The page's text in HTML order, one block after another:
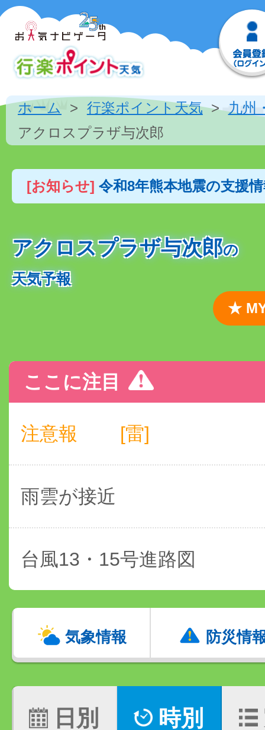
ホーム 行楽ポイント天気
九州
アクロスプラザ与次郎
[お知らせ] 令和8年熊本地震の支援
アクロスプラザ与次郎の
天気予報
★
ここに注目
注意報 [雷]
雨雲が接近
台風13・15号進路図
気象情報 防災情
日別 時別